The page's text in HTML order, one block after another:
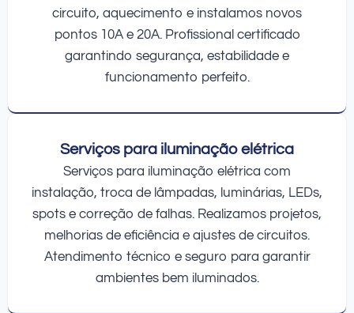
circuito, aquecimento e instalamos novos
pontos 10A e 20A. Profissional certificado
garantindo segurança, estabilidade e
funcionamento perfeito.
Serviços para iluminação elétrica
Serviços para iluminação elétrica com
instalação, troca de lâmpadas, luminárias, LEDs,
spots e correção de falhas. Realizamos projetos,
melhorias de eficiência e ajustes de circuitos.
Atendimento técnico e seguro para garantir
ambientes bem iluminados.